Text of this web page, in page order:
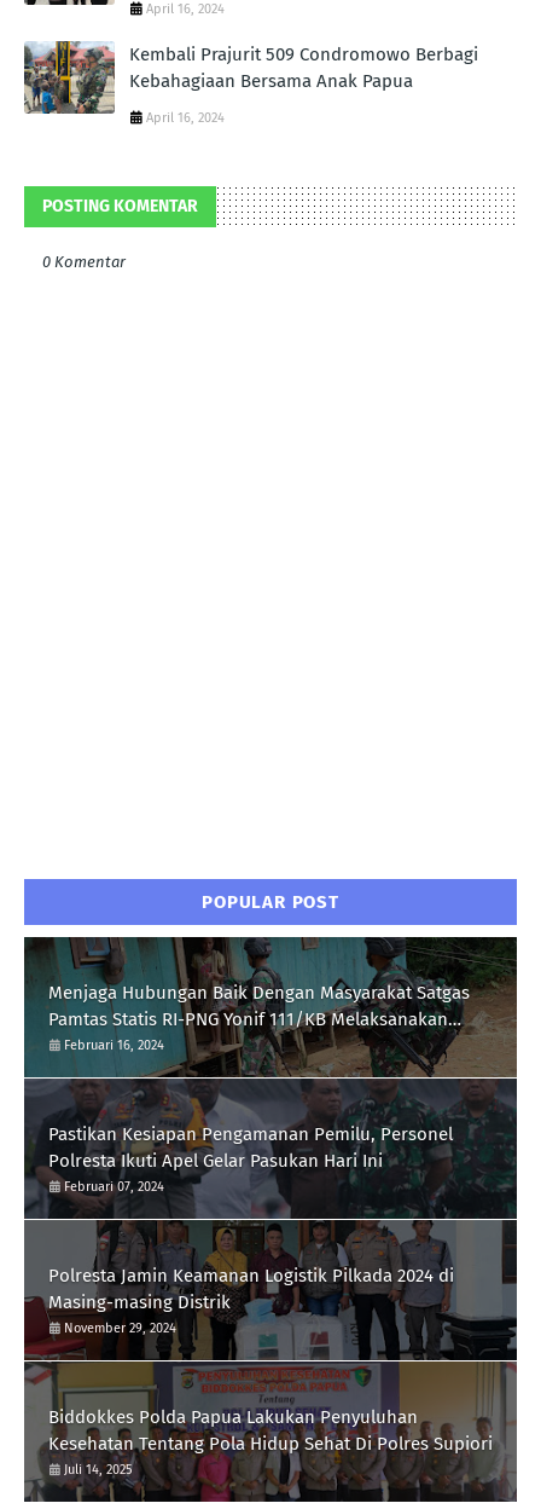
April 16, 2024
Kembali Prajurit 509 Condromowo Berbagi
Kebahagiaan Bersama Anak Papua
April 16, 2024
POSTING KOMENTAR
0 Komentar
POPULAR POST
Menjaga Hubungan Baik Dengan Masyarakat Satgas
Pamtas Statis RI-PNG Yonif 111/KB Melaksanakan
Silaturrahmi
Februari 16, 2024
Pastikan Kesiapan Pengamanan Pemilu, Personel
Polresta Ikuti Apel Gelar Pasukan Hari Ini
Februari 07, 2024
Polresta Jamin Keamanan Logistik Pilkada 2024 di
Masing-masing Distrik
November 29, 2024
Biddokkes Polda Papua Lakukan Penyuluhan
Kesehatan Tentang Pola Hidup Sehat Di Polres Supiori
Juli 14, 2025